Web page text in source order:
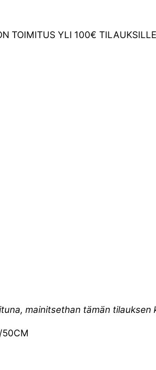
TOIMITUS YLI 100€ TILAUKSILLE
mainitsethan tämän
50CM